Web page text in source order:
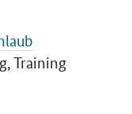
Training